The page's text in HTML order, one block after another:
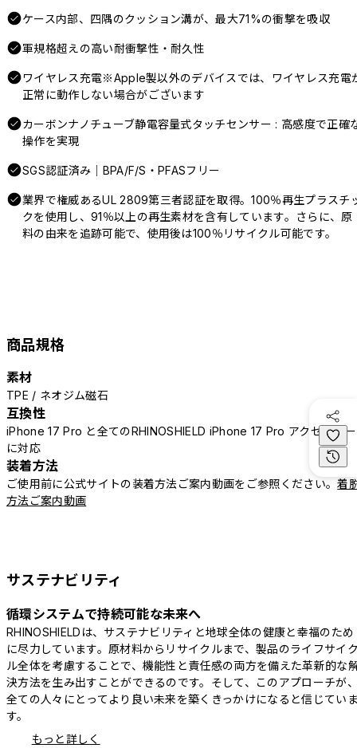
ケース内部、四隅のクッション溝が、最大71%の衝撃を吸収
軍規格超えの高い耐衝撃性・耐久性
ワイヤレス充電※Apple製以外のデバイスでは、ワイヤレス充電
正常に動作しない場合がございます
カーボンナノチューブ静電容量式タッチセンサー : 高感度で正確
操作を実現
SGS認証済み｜BPA/F/S・PFASフリー
業界で権威あるUL 2809第三者認証を取得。100％再生プラスチ
クを使用し、91％以上の再生素材を含有しています。さらに、原
料の由来を追跡可能で、使用後は100％リサイクル可能です。
商品規格
素材
TPE / ネオジム磁石
互換性
iPhone 17 Pro と全てのRHINOSHIELD iPhone 17 Pro アクセサリー
に対応
装着方法
ご使用前に公式サイトの装着方法ご案内動画をご参照ください。着
方法ご案内動画
サステナビリティ
循環システムで持続可能な未来へ
RHINOSHIELDは、サステナビリティと地球全体の健康と幸福のため
に尽力しています。原材料からリサイクルまで、製品のライフサイ
ル全体を考慮することで、機能性と責任感の両方を備えた革新的な
決方法を生み出すことができるのです。そして、このアプローチが
全ての人々にとってより良い未来を築くきっかけになると信じてい
す。
もっと詳しく